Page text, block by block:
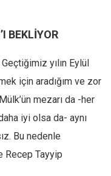
BEKLİYOR
yılın Eylül
için aradığım ve zor
mezarı da -her
iyi olsa da- aynı
Bu nedenle
Recep Tayyip